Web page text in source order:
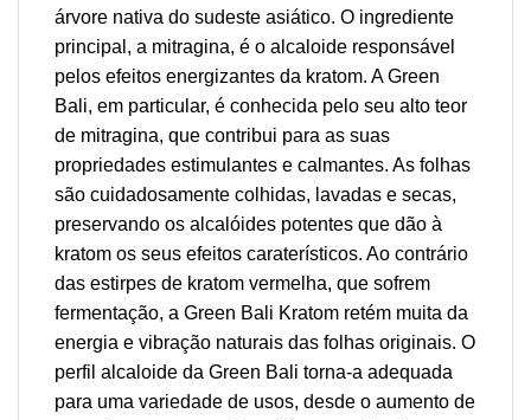
árvore nativa do sudeste asiático. O ingrediente
principal, a mitragina, é o alcaloide responsável
pelos efeitos energizantes da kratom. A Green
Bali, em particular, é conhecida pelo seu alto teor
de mitragina, que contribui para as suas
propriedades estimulantes e calmantes. As folhas
são cuidadosamente colhidas, lavadas e secas,
preservando os alcalóides potentes que dão à
kratom os seus efeitos caraterísticos. Ao contrário
das estirpes de kratom vermelha, que sofrem
fermentação, a Green Bali Kratom retém muita da
energia e vibração naturais das folhas originais. O
perfil alcaloide da Green Bali torna-a adequada
para uma variedade de usos, desde o aumento de